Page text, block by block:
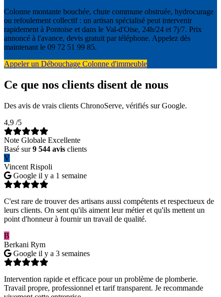
Colonne montante bouchée, chute commune obstruée, hydrocurage
ou refoulement collectif : un artisan spécialisé peut intervenir
rapidement à Pontoise et dans le Val-d'Oise, 24h/24 et 7j/7. Prix
annoncé à l'avance, devis gratuit par téléphone. Appelez dès
maintenant le 09 72 51 99 85.
Appeler un Débouchage Colonne d'immeuble
Ce que nos clients disent de nous
Des avis de vrais clients ChronoServe, vérifiés sur Google.
4,9 /5
Note Globale Excellente
Basé sur9 544 avis clients
V
Vincent Rispoli
Google il y a 1 semaine
C'est rare de trouver des artisans aussi compétents et respectueux de
leurs clients. On sent qu'ils aiment leur métier et qu'ils mettent un
point d'honneur à fournir un travail de qualité.
B
Berkani Rym
Google il y a 3 semaines
Intervention rapide et efficace pour un problème de plomberie.
Travail propre, professionnel et tarif transparent. Je recommande